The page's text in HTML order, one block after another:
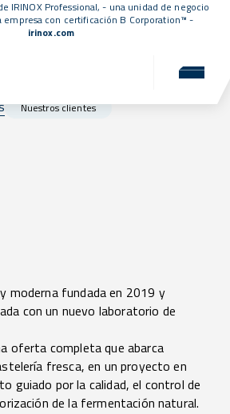
IRINOX Professional, - una unidad de negocio
empresa con certificación B Corporation™ -
irinox.com
Nuestros clientes
moderna fundada en 2019 y
con un nuevo laboratorio de
oferta completa que abarca
fresca, en un proyecto en
guiado por la calidad, el control de
de la fermentación natural.